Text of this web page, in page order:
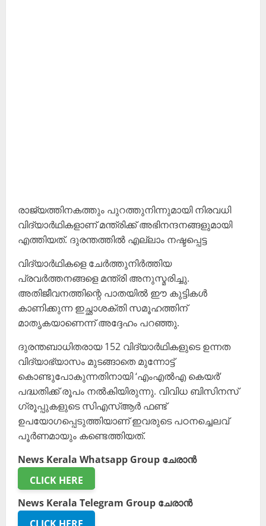
രാജ്യത്തിനകത്തും പുറത്തുനിന്നുമായി നിരവധി
വിദ്യാർഥികളാണ് മന്ത്രിക്ക് അഭിനന്ദനങ്ങളുമായി
എത്തിയത്. ദുരന്തത്തിൽ എല്ലാം നഷ്ടപ്പെട്ട
വിദ്യാർഥികളെ ചേർത്തുനിർത്തിയ
പ്രവർത്തനങ്ങളെ മന്ത്രി അനുസ്മരിച്ചു.
അതിജീവനത്തിന്റെ പാതയിൽ ഈ കുട്ടികൾ
കാണിക്കുന്ന ഇച്ഛാശക്തി സമൂഹത്തിന്
മാതൃകയാണെന്ന് അദ്ദേഹം പറഞ്ഞു.
ദുരന്തബാധിതരായ 152 വിദ്യാർഥികളുടെ ഉന്നത
വിദ്യാഭ്യാസം മുടങ്ങാതെ മുന്നോട്ട്
കൊണ്ടുപോകുന്നതിനായി ‘എംഎൽഎ കെയർ’
പദ്ധതിക്ക് രൂപം നൽകിയിരുന്നു. വിവിധ ബിസിനസ്
ഗ്രൂപ്പുകളുടെ സിഎസ്ആർ ഫണ്ട്
ഉപയോഗപ്പെടുത്തിയാണ് ഇവരുടെ പഠനച്ചെലവ്
പൂർണമായും കണ്ടെത്തിയത്.
News Kerala Whatsapp Group ചേരാൻ
CLICK HERE
News Kerala Telegram Group ചേരാൻ